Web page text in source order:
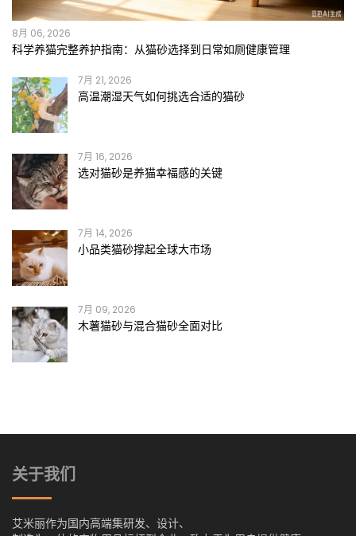
8月 06, 2026
科学养猫完整养护指南：从猫砂选择到日常如厕健康管理
7月 21, 2026
高温潮湿天气如何挑选合适的猫砂
7月 16, 2026
选对猫砂是养猫幸福感的关键
7月 14, 2026
小品类猫砂撑起全球大市场
7月 09, 2026
木薯猫砂与混合猫砂全面对比
关于我们
艾米丽作为国内高端集研发、设计、